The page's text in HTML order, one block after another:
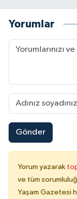
Yorumlar
Gönder
Yorum yazarak
ve tüm
Yaşam Gazetesi